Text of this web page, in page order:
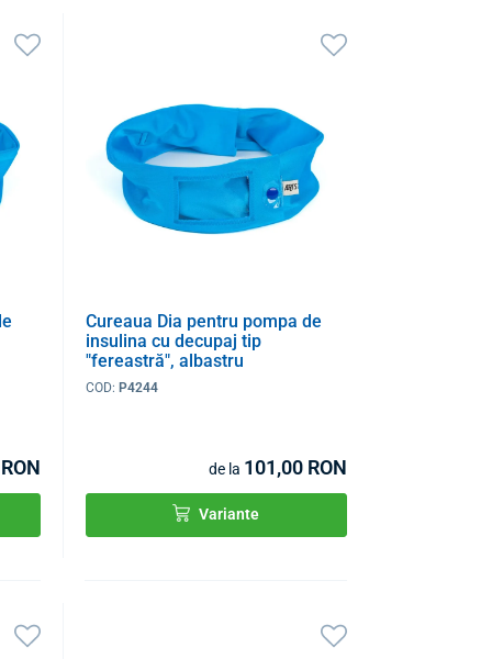
Cureaua Dia pentru pompa de
insulina cu decupaj tip
"fereastră", albastru
COD:P4244
de la 101,00 RON
Variante